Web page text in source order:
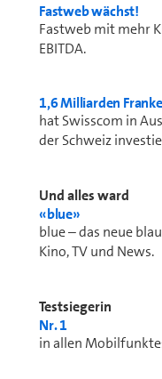
Fastweb wächst!
Fastweb mit mehr
EBITDA.
1,6 Milliarden
hat Swisscom in
der Schweiz
Und alles ward
«blue»
blue – das neue
Kino, TV und News.
Testsiegerin
Nr. 1
in allen